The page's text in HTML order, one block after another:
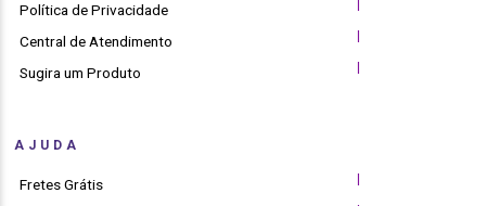
Política de Privacidade
Central de Atendimento
Sugira um Produto
AJUDA
Fretes Grátis